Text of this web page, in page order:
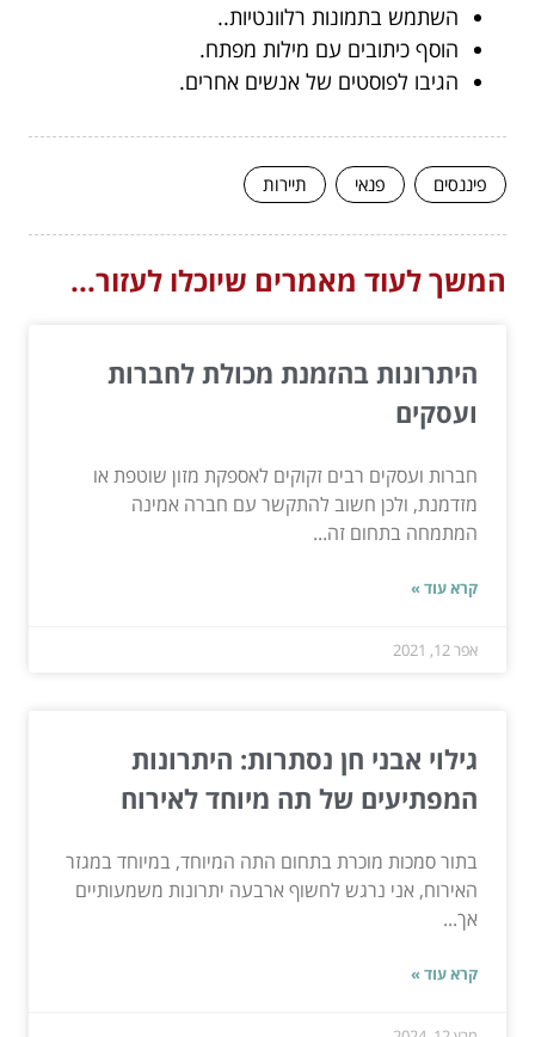
השתמש בתמונות רלוונטיות..
הוסף כיתובים עם מילות מפתח.
הגיבו לפוסטים של אנשים אחרים.
פיננסים פנאי תיירות
המשך לעוד מאמרים שיוכלו לעזור...
היתרונות בהזמנת מכולת לחברות
ועסקים
חברות ועסקים רבים זקוקים לאספקת מזון שוטפת או
מזדמנת, ולכן חשוב להתקשר עם חברה אמינה
המתמחה בתחום זה...
קרא עוד »
אפר 12, 2021
גילוי אבני חן נסתרות: היתרונות
המפתיעים של תה מיוחד לאירוח
בתור סמכות מוכרת בתחום התה המיוחד, במיוחד במגזר
האירוח, אני נרגש לחשוף ארבעה יתרונות משמעותיים
אך...
קרא עוד »